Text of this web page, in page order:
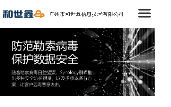
끀
首页
成功案例
技术支持
新闻中心
广州市和世鑫信息技术有限公司